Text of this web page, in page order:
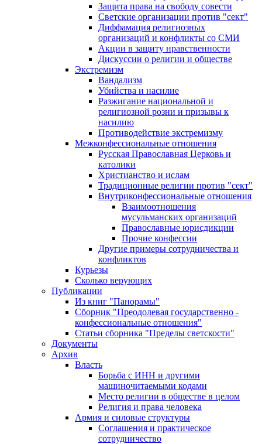
Защита права на свободу совести
Светские организации против "сект"
Диффамация религиозных
организаций и конфликты со СМИ
Акции в защиту нравственности
Дискуссии о религии и обществе
Экстремизм
Вандализм
Убийства и насилие
Разжигание национальной и
религиозной розни и призывы к
насилию
Противодействие экстремизму
Межконфессиональные отношения
Русская Православная Церковь и
католики
Христианство и ислам
Традиционные религии против "сект"
Внутриконфессиональные отношения
Взаимоотношения
мусульманских организаций
Православные юрисдикции
Прочие конфессии
Другие примеры сотрудничества и
конфликтов
Курьезы
Сколько верующих
Публикации
Из книг "Панорамы"
Сборник "Преодолевая государственно -
конфессиональные отношения"
Статьи сборника "Пределы светскости"
Документы
Архив
Власть
Борьба с ИНН и другими
машиночитаемыми кодами
Место религии в обществе в целом
Религия и права человека
Армия и силовые структуры
Соглашения и практическое
сотрудничество